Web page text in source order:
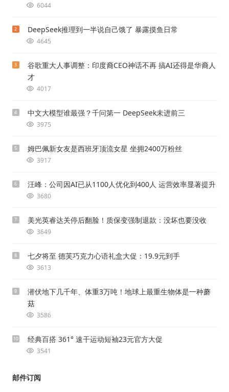
6044
2 DeepSeek推理到一半说自己饿了 暴露摸鱼日常
4645
3
谷歌重大人事调整：印度裔CEO神话不再 搞AI还得是华裔人
才
4017
4 中文大模型谁最强？千问第一 DeepSeek未进前三
3975
5 姆巴佩新女友是西班牙顶流女星 坐拥2400万粉丝
3917
6 汪峰：公司因AI已从1100人优化到400人 运营效率显著提升
3680
7 美光英睿达关停后翻脸！质保变强制退款：没坏也要没收
3649
8 七夕将至 德芙巧克力心语礼盒大促：19.9元到手
3613
9
潜伏地下几千年、体重3万吨！地球上最重生物体是一种蘑
菇
3586
10 经典百搭 361° 速干运动短袖23元官方大促
3541
邮件订阅